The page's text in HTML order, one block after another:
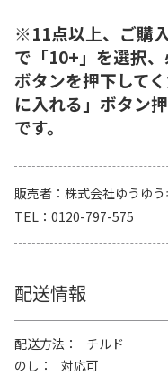
※11点以上、ご購
で「10+」を選択、
ボタンを押下して
に入れる」ボタン
です。
販売者
株式会社ゆうゆう
TEL
0120-797-575
配送情報
配送方法
チルド
のし
対応可